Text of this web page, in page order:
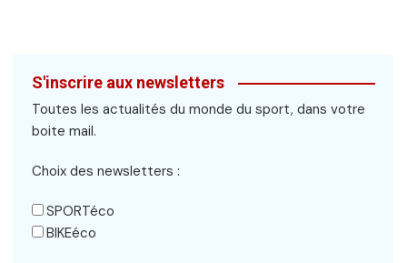
S'inscrire aux newsletters
Toutes les actualités du monde du sport, dans votre
boite mail.
Choix des newsletters :
SPORTéco
BIKEéco